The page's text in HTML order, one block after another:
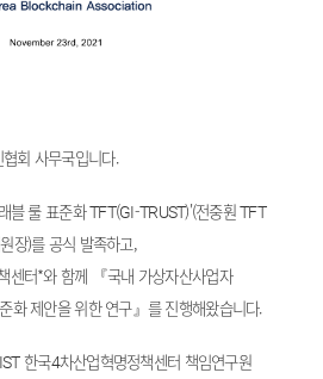
회 사무국입니다.
블 룰 표준화 TFT(GI-TRUST)'(전중훤 TFT
장)를 공식 발족하고,
센터*와 함께 『국내 가상자산사업자
화 제안을 위한 연구』를 진행해왔습니다.
한국4차산업혁명정책센터 책임연구원